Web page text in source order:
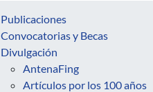
Publicaciones
Convocatorias y Becas
Divulgación
AntenaFing
Artículos por los 100 años